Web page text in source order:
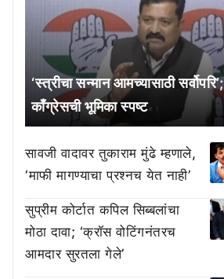
‘स्त्रीचा सन्मान आमच्यासाठी सर्वोपरि’;
काँग्रेसची भूमिका स्पष्ट
सावजी वादावर तुकाराम मुंढे म्हणाले,
‘माफी मागण्याचा प्रश्नच येत नाही’
सुप्रीम कोर्टात कपिल सिब्बलांचा
मोठा दावा; ‘क्रॉस वोटिंगनंतरच
आमदार सुरतला गेले’